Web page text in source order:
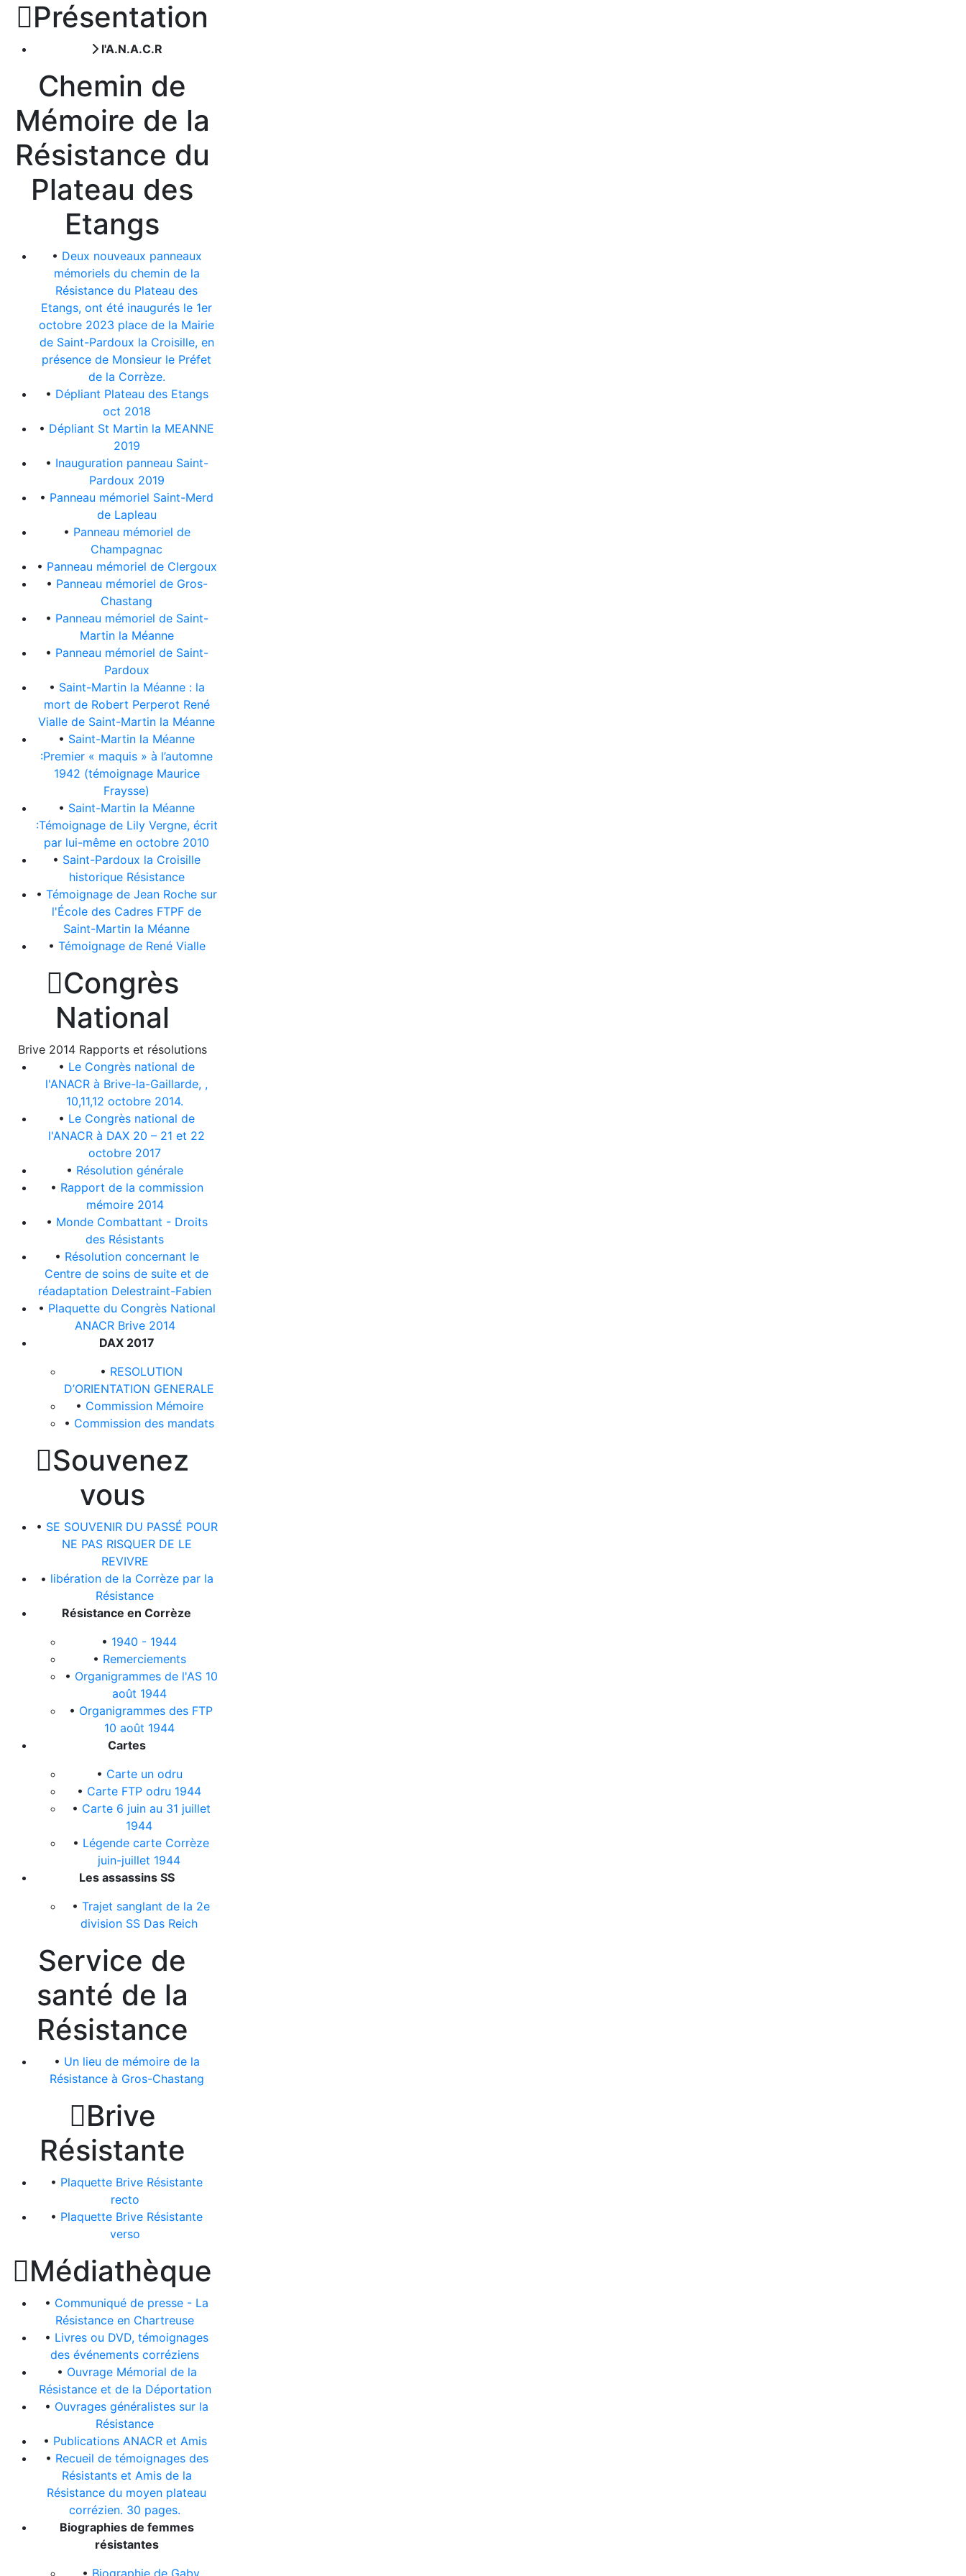
Présentation
l'A.N.A.C.R
Chemin de
Mémoire de la
Résistance du
Plateau des
Etangs
• Deux nouveaux panneaux
mémoriels du chemin de la
Résistance du Plateau des
Etangs, ont été inaugurés le 1er
octobre 2023 place de la Mairie
de Saint-Pardoux la Croisille, en
présence de Monsieur le Préfet
de la Corrèze.
• Dépliant Plateau des Etangs
oct 2018
• Dépliant St Martin la MEANNE
2019
• Inauguration panneau Saint-
Pardoux 2019
• Panneau mémoriel Saint-Merd
de Lapleau
• Panneau mémoriel de
Champagnac
• Panneau mémoriel de Clergoux
• Panneau mémoriel de Gros-
Chastang
• Panneau mémoriel de Saint-
Martin la Méanne
• Panneau mémoriel de Saint-
Pardoux
• Saint-Martin la Méanne : la
mort de Robert Perperot René
Vialle de Saint-Martin la Méanne
• Saint-Martin la Méanne
:Premier « maquis » à l’automne
1942 (témoignage Maurice
Fraysse)
• Saint-Martin la Méanne
:Témoignage de Lily Vergne, écrit
par lui-même en octobre 2010
• Saint-Pardoux la Croisille
historique Résistance
• Témoignage de Jean Roche sur
l'École des Cadres FTPF de
Saint-Martin la Méanne
• Témoignage de René Vialle
Congrès
National
Brive 2014 Rapports et résolutions
• Le Congrès national de
l'ANACR à Brive-la-Gaillarde, ,
10,11,12 octobre 2014.
• Le Congrès national de
l'ANACR à DAX 20 – 21 et 22
octobre 2017
• Résolution générale
• Rapport de la commission
mémoire 2014
• Monde Combattant - Droits
des Résistants
• Résolution concernant le
Centre de soins de suite et de
réadaptation Delestraint-Fabien
• Plaquette du Congrès National
ANACR Brive 2014
DAX 2017
• RESOLUTION
D’ORIENTATION GENERALE
• Commission Mémoire
• Commission des mandats
Souvenez
vous
• SE SOUVENIR DU PASSÉ POUR
NE PAS RISQUER DE LE
REVIVRE
• libération de la Corrèze par la
Résistance
Résistance en Corrèze
• 1940 - 1944
• Remerciements
• Organigrammes de l'AS 10
août 1944
• Organigrammes des FTP
10 août 1944
Cartes
• Carte un odru
• Carte FTP odru 1944
• Carte 6 juin au 31 juillet
1944
• Légende carte Corrèze
juin-juillet 1944
Les assassins SS
• Trajet sanglant de la 2e
division SS Das Reich
Service de
santé de la
Résistance
• Un lieu de mémoire de la
Résistance à Gros-Chastang
Brive
Résistante
• Plaquette Brive Résistante
recto
• Plaquette Brive Résistante
verso
Médiathèque
• Communiqué de presse - La
Résistance en Chartreuse
• Livres ou DVD, témoignages
des événements corréziens
• Ouvrage Mémorial de la
Résistance et de la Déportation
• Ouvrages généralistes sur la
Résistance
• Publications ANACR et Amis
• Recueil de témoignages des
Résistants et Amis de la
Résistance du moyen plateau
corrézien. 30 pages.
Biographies de femmes
résistantes
• Biographie de Gaby